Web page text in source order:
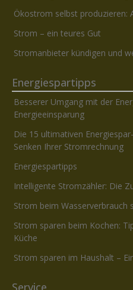
Ökostrom selbst produzieren:
Strom – ein teures Gut
Stromanbieter kündigen und
Energiespartipps
Besserer Umgang mit der
Energieeinsparung
Die 15 ultimativen
Senken Ihrer Stromrechnung
Energiespartipps
Intelligente Stromzähler: Die
Strom beim Wasserverbrauch
Strom sparen beim Kochen:
Küche
Strom sparen im Haushalt –
Service